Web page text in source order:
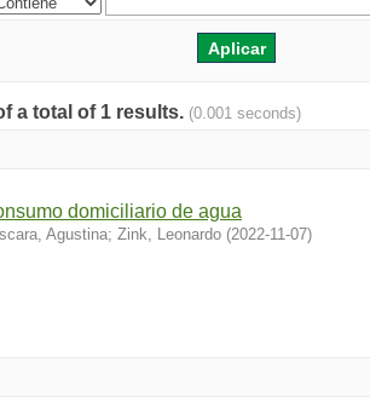
a total of 1 results. (0.001 seconds)
domiciliario de agua
Agustina; Zink, Leonardo (2022-11-07)